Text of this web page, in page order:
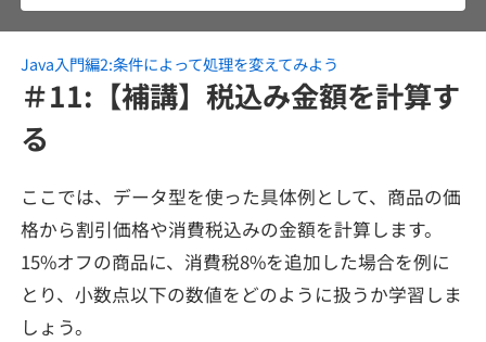
転職成功ガイド
転職エージェント
インタビュー
転職成功ガイド
本選考
インターン
新卒エージェント
イベント・セミナー
学習
講座一覧
問題集
4択課題
ナレッジ
リファレンス
スキルチェック
プログラミング言語
SQL
評価結果一覧
再チャレンジ結果一覧
ゲーム・マンガ
メディア
Tech Team Journal
Java入門編2:条件によって処理を変えてみよう
＃11:【補講】税込み金額を計算す
る
ここでは、データ型を使った具体例として、商品の価
格から割引価格や消費税込みの金額を計算します。
15%オフの商品に、消費税8%を追加した場合を例に
とり、小数点以下の数値をどのように扱うか学習しま
しょう。